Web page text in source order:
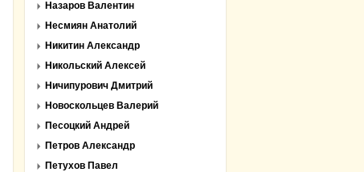
Назаров Валентин
Несмиян Анатолий
Никитин Александр
Никольский Алексей
Ничипурович Дмитрий
Новоскольцев Валерий
Песоцкий Андрей
Петров Александр
Петухов Павел